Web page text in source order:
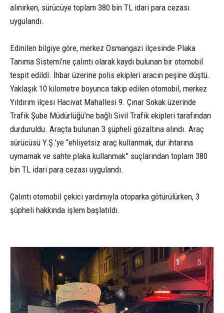
alınırken, sürücüye toplam 380 bin TL idari para cezası
uygulandı.
Edinilen bilgiye göre, merkez Osmangazi ilçesinde Plaka
Tanıma Sistemi’ne çalıntı olarak kaydı bulunan bir otomobil
tespit edildi. İhbar üzerine polis ekipleri aracın peşine düştü.
Yaklaşık 10 kilometre boyunca takip edilen otomobil, merkez
Yıldırım ilçesi Hacivat Mahallesi 9. Çınar Sokak üzerinde
Trafik Şube Müdürlüğü’ne bağlı Sivil Trafik ekipleri tarafından
durduruldu. Araçta bulunan 3 şüpheli gözaltına alındı. Araç
sürücüsü Y.Ş.’ye “ehliyetsiz araç kullanmak, dur ihtarına
uymamak ve sahte plaka kullanmak” suçlarından toplam 380
bin TL idari para cezası uygulandı.
Çalıntı otomobil çekici yardımıyla otoparka götürülürken, 3
şüpheli hakkında işlem başlatıldı.
1 5